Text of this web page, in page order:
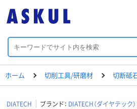
ホーム 切削工具/研磨材 切断砥
DIATECH ブランド： DIATECH（ダイヤテック）